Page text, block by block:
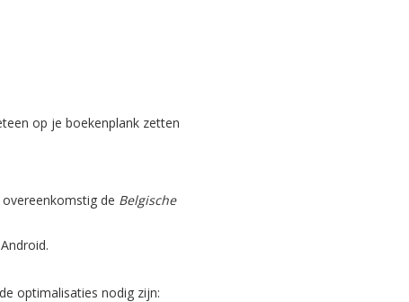
op je boekenplank zetten
de Belgische
optimalisaties nodig zijn: